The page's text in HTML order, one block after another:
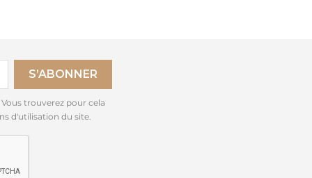
trouverez pour cela
d'utilisation du site.